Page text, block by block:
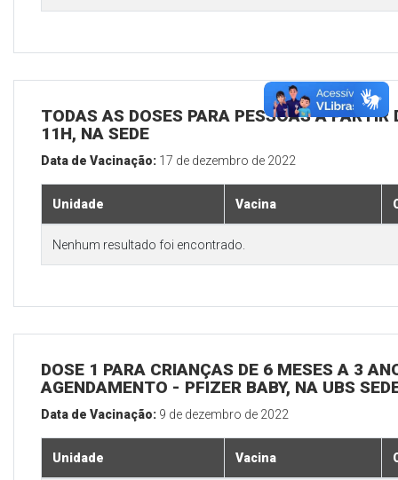
TODAS AS DOSES PARA PESSOAS A
11H, NA SEDE
Data de Vacinação: 17 de dezembro de 2022
Unidade Vacina
Nenhum resultado foi encontrado.
DOSE 1 PARA CRIANÇAS DE 6 MESES A 3
AGENDAMENTO - PFIZER BABY, NA UBS
Data de Vacinação: 9 de dezembro de 2022
Unidade Vacina